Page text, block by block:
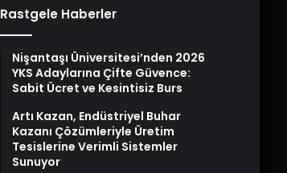
Rastgele Haberler
Nişantaşı Üniversitesi’nden 2026
YKS Adaylarına Çifte Güvence:
Sabit Ücret ve Kesintisiz Burs
Artı Kazan, Endüstriyel Buhar
Kazanı Çözümleriyle Üretim
Tesislerine Verimli Sistemler
Sunuyor